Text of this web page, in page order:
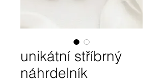
unikátní stříbrný
náhrdelník